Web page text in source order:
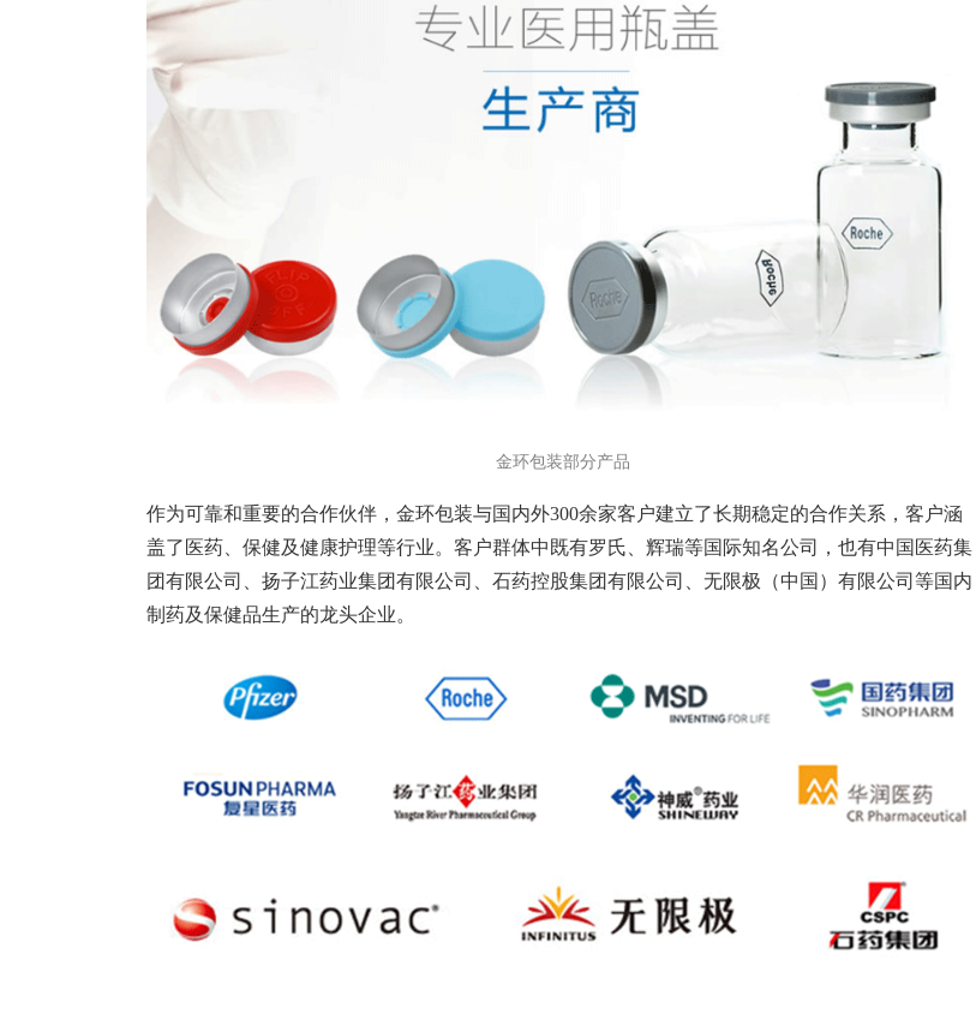
金环包装部分产品
作为可靠和重要的合作伙伴，金环包装与国内外300余家客户建立了长期稳定的合作关系，客户涵
盖了医药、保健及健康护理等行业。客户群体中既有罗氏、辉瑞等国际知名公司，也有中国医药集
团有限公司、扬子江药业集团有限公司、石药控股集团有限公司、无限极（中国）有限公司等国内
制药及保健品生产的龙头企业。